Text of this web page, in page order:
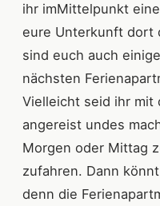
ihr imMittelpunkt
eure Unterkunft dort
sind euch auch
nächsten
Vielleicht seid ihr mit
angereist undes
Morgen oder Mittag
zufahren. Dann
denn die